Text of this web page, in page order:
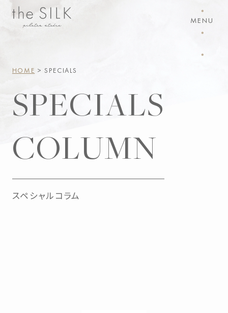
・
・
・
MENU
HOME > SPECIALS
SPECIALS
COLUMN
スペシャルコラム